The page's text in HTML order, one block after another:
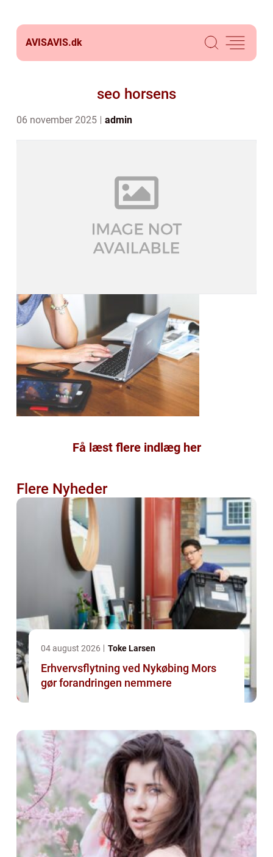
AVISAVIS.dk
seo horsens
06 november 2025 admin
Få læst flere indlæg her
Flere Nyheder
04 august 2026 Toke Larsen
Erhvervsflytning ved Nykøbing Mors
gør forandringen nemmere